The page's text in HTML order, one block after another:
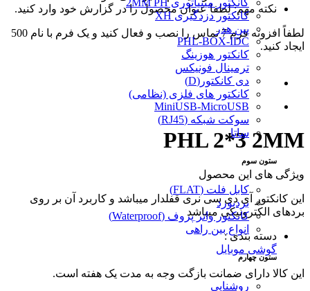
کانکتور دزدگیری XH
پین هدر
PHL-BOX-IDC
کانکتور هوزینگ
ترمینال فونیکس
دی کانکتور(D)
کانکتور های فلزی (نظامی)
MiniUSB-MicroUSB
سوکت شبکه (RJ45)
ساتا
ستون سوم
کابل فلت (FLAT)
بردبورد
کانکتور واتر پروف (Waterproof)
انواع بین راهی
ستون چهارم
روشنایی
نکته مهم: لطفا عنوان محصول را در گزارش خود وارد کنید.
لطفاً افزونه فرم 7 تماس را نصب و فعال کنید و یک فرم با نام 500
ایجاد کنید.
PHL 2*3 2MM
ویژگی های این محصول
این کانکتور آی دی سی نری قفلدار میباشد و کاربرد آن بر روی
بردهای الکترونیکی میباشد
دسته بندی :
گوشی موبایل
این کالا دارای ضمانت بازگت وجه به مدت یک هفته است.